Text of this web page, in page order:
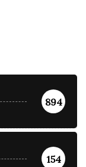
894
154